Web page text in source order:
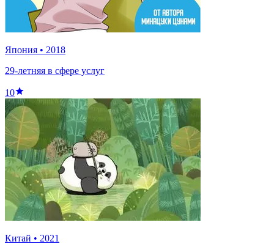
Япония • 2018
29-летняя в сфере услуг
10
Китай • 2021